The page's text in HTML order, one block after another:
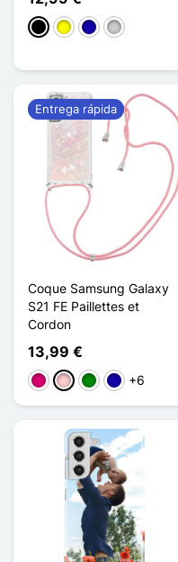
NegroAmarilloAzul oscuro
Transparente
Coque Samsung Galaxy
S21 FE Paillettes et
Cordon
13,99 €
Magenta
RosaVerdeAzul oscuro
+6
Entrega rápida